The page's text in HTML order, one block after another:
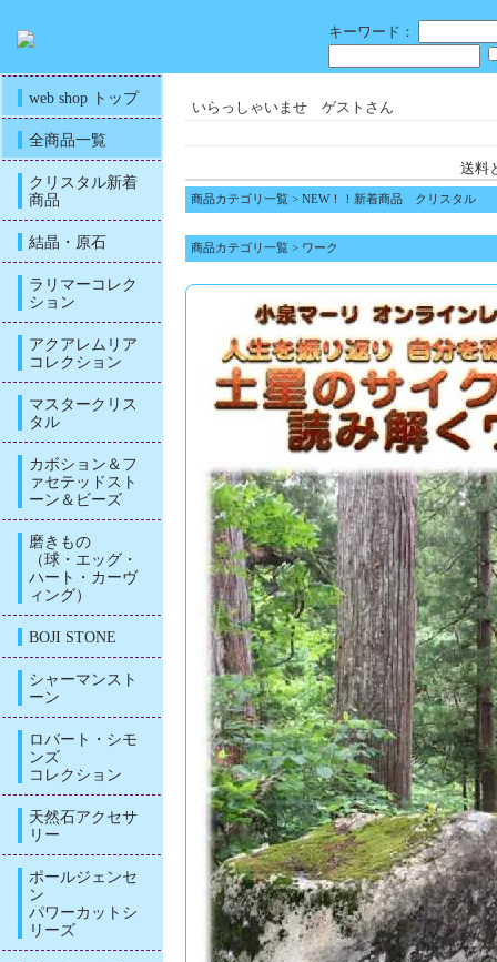
キーワード：
web shop トップ
全商品一覧
クリスタル新着
商品
結晶・原石
ラリマーコレク
ション
アクアレムリア
コレクション
マスタークリス
タル
カボション＆フ
ァセテッドスト
ーン＆ビーズ
磨きもの
（球・エッグ・
ハート・カーヴ
ィング）
BOJI STONE
シャーマンスト
ーン
ロバート・シモ
ンズ
コレクション
天然石アクセサ
リー
ポールジェンセ
ン
パワーカットシ
リーズ
いらっしゃいませ ゲストさん
送料
商品カテゴリ一覧 > NEW！！新着商品 クリスタル
商品カテゴリ一覧 > ワーク